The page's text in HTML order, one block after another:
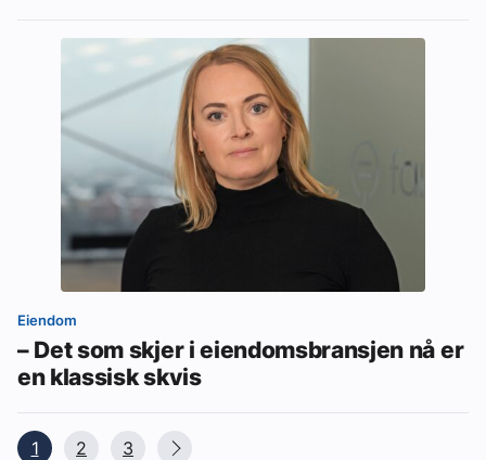
Eiendom
– Det som skjer i eiendomsbransjen nå er
en klassisk skvis
1 2 3